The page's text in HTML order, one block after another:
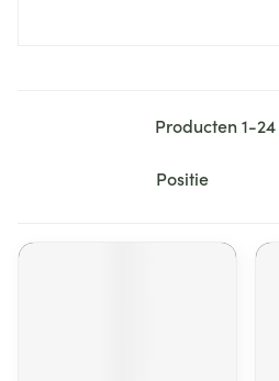
Producten1-24
Sorteer op: